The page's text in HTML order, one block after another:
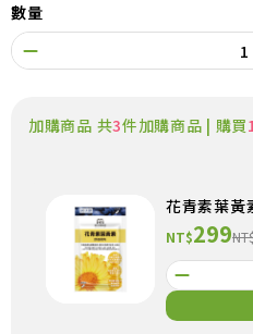
數量
加購商品 共3件加購商品 | 購買
花青素葉
NT$299